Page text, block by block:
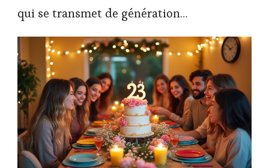
qui se transmet de génération…